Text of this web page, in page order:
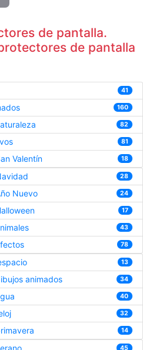
de pantalla.
de pantalla
41
160
82
81
Valentín 18
28
Nuevo 24
17
43
78
13
animados 34
40
32
14
45